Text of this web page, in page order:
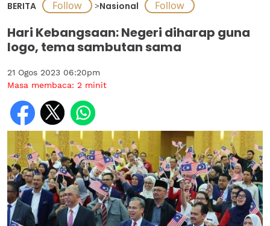
BERITA >Nasional
Hari Kebangsaan: Negeri diharap guna
logo, tema sambutan sama
21 Ogos 2023 06:20pm
Masa membaca: 2 minit